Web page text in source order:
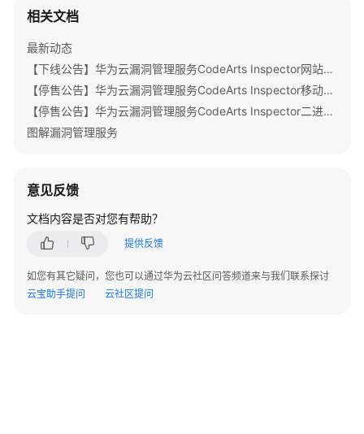
用
指
南
最
践
API
SDK
相关文档
最新动态
【下线公告】华为云漏洞管理服务CodeArts Inspector网站扫描部分特性下线公告
【停售公告】华为云漏洞管理服务CodeArts Inspector移动应用安全特性停售公告
【停售公告】华为云漏洞管理服务CodeArts Inspector二进制成分分析特性停售公告
图解漏洞管理服务
意见反馈
文档内容是否对您有帮助？
提供反馈
如您有其它疑问，您也可以通过华为云社区问答频道来与我们联系探讨
云宝助手提问
云社区提问